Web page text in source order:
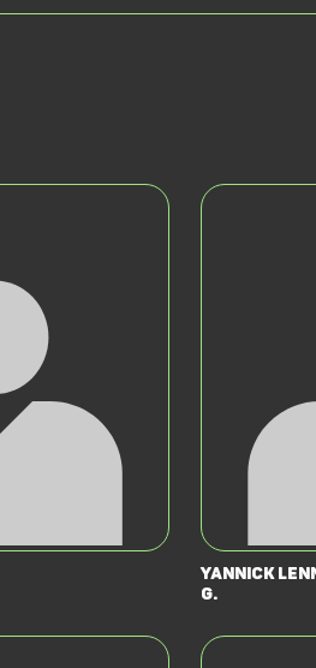
Yannick
G.